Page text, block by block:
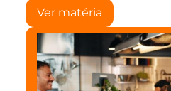
Ver matéria